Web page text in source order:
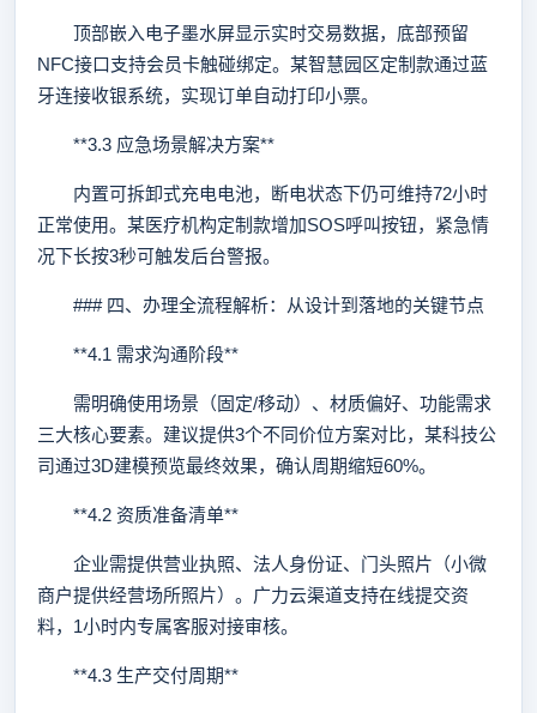
顶部嵌入电子墨水屏显示实时交易数据，底部预留
NFC接口支持会员卡触碰绑定。某智慧园区定制款通过蓝
牙连接收银系统，实现订单自动打印小票。
**3.3 应急场景解决方案**
内置可拆卸式充电电池，断电状态下仍可维持72小时
正常使用。某医疗机构定制款增加SOS呼叫按钮，紧急情
况下长按3秒可触发后台警报。
### 四、办理全流程解析：从设计到落地的关键节点
**4.1 需求沟通阶段**
需明确使用场景（固定/移动）、材质偏好、功能需求
三大核心要素。建议提供3个不同价位方案对比，某科技公
司通过3D建模预览最终效果，确认周期缩短60%。
**4.2 资质准备清单**
企业需提供营业执照、法人身份证、门头照片（小微
商户提供经营场所照片）。广力云渠道支持在线提交资
料，1小时内专属客服对接审核。
**4.3 生产交付周期**